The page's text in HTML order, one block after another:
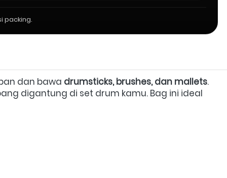
packing.
dan bawa drumsticks, brushes, dan mallets.
digantung di set drum kamu. Bag ini ideal